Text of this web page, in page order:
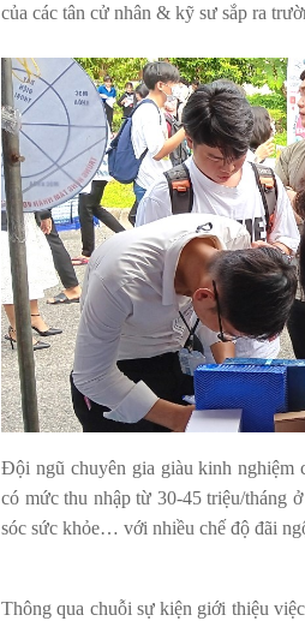
của các tân cử nhân & kỹ sư sắp ra
Đội ngũ chuyên gia giàu kinh nghiệm
có mức thu nhập từ 30-45 triệu/tháng
sóc sức khỏe… với nhiều chế độ đãi
Thông qua chuỗi sự kiện giới thiệu